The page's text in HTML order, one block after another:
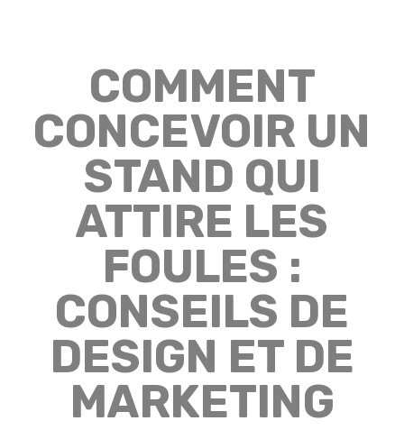
COMMENT
CONCEVOIR UN
STAND QUI
ATTIRE LES
FOULES :
CONSEILS DE
DESIGN ET DE
MARKETING